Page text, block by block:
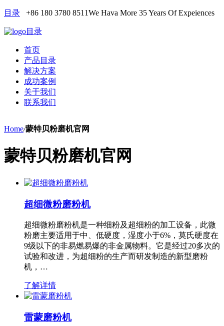
目录 +86 180 3780 8511We Hava More 35 Years Of Expeiences
目录
首页
产品目录
解决方案
成功案例
关于我们
联系我们
Home/蒙特贝粉磨机官网
蒙特贝粉磨机官网
超细微粉磨粉机
超细微粉磨粉机是一种细粉及超细粉的加工设备，此微
粉磨主要适用于中、低硬度，湿度小于6%，莫氏硬度在
9级以下的非易燃易爆的非金属物料。它是经过20多次的
试验和改进，为超细粉的生产而研发制造的新型磨粉
机，…
了解详情
雷蒙磨粉机